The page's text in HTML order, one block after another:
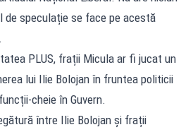
de speculație se face pe acestă
PLUS, frații Micula ar fi jucat un
lui Ilie Bolojan în fruntea politicii
cheie în Guvern.
între Ilie Bolojan și frații